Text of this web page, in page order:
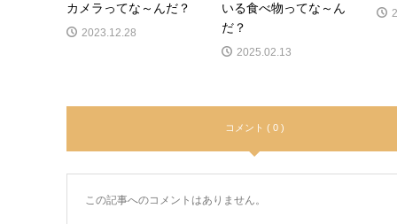
カメラってな～んだ？
2023.12.28
いる食べ物ってな～ん
だ？
2025.02.13
コメント ( 0 )
この記事へのコメントはありません。